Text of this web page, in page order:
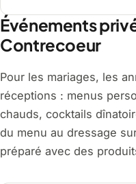
Événements
Contrecoeur
Pour les mariages, les
réceptions : menus
chauds, cocktails
du menu au dressage
préparé avec des